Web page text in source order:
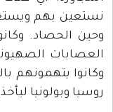
نستعين بهم
وحين الحصاد.
العصابات
وكانوا يتهمونهم
روسيا وبولونيا